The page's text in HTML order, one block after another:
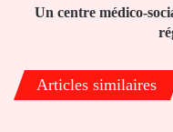
régionUn centre médico-
Articles similaires